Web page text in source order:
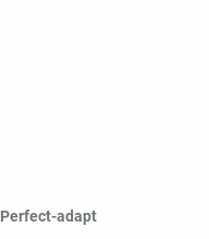
Perfect-adapt